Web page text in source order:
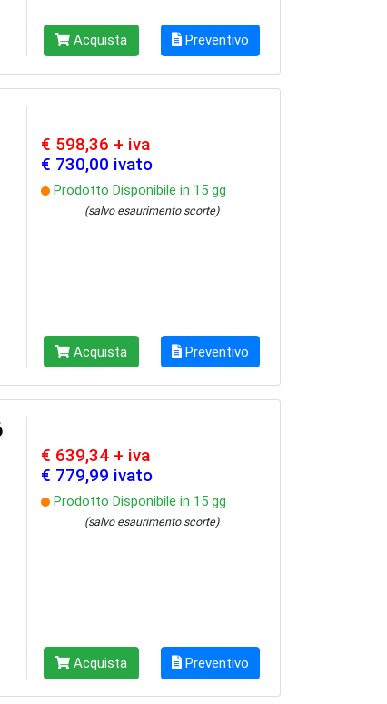
Acquista Preventivo
€ 598,36 + iva
€ 730,00 ivato
Prodotto Disponibile in 15 gg
(salvo esaurimento scorte)
Acquista Preventivo
€ 639,34 + iva
€ 779,99 ivato
Prodotto Disponibile in 15 gg
(salvo esaurimento scorte)
Acquista Preventivo